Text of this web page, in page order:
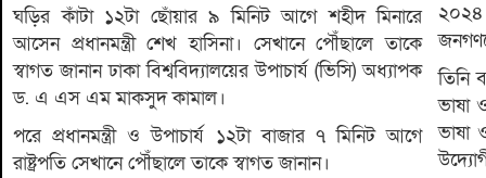
ঘড়ির কাঁটা ১২টা ছোঁয়ার ৯ মিনিট আগে শহীদ মিনারে
আসেন প্রধানমন্ত্রী শেখ হাসিনা। সেখানে পৌঁছালে তাকে
স্বাগত জানান ঢাকা বিশ্ববিদ্যালয়ের উপাচার্য (ভিসি) অধ্যাপক
ড. এ এস এম মাকসুদ কামাল।
পরে প্রধানমন্ত্রী ও উপাচার্য ১২টা বাজার ৭ মিনিট আগে
রাষ্ট্রপতি সেখানে পৌঁছালে তাকে স্বাগত জানান।
২০২৪
তিনি
ভাষা
ভাষা